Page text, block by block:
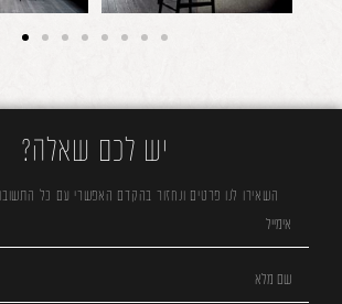
יש לכם שאלה?
השאירו לנו פרטים ונחזור בהקדם האפשרי עם כל